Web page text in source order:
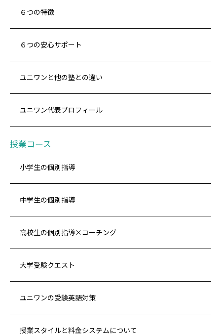
６つの特徴
６つの安心サポート
ユニワンと他の塾との違い
ユニワン代表プロフィール
授業コース
小学生の個別指導
中学生の個別指導
高校生の個別指導×コーチング
大学受験クエスト
ユニワンの受験英語対策
授業スタイルと料金システムについて